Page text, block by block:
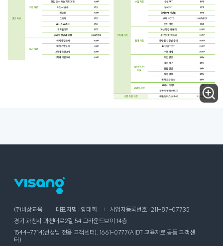
㈜비상교육 대표자명 : 양태회
사업자등록번호 : 211-87-07735
경기 과천시 과천대로2길 54 그라운드브이 14층
1544-7714(선생님 전용 고객센터), 1661-0777(AIDT 교육자료 공동 고객센
터)